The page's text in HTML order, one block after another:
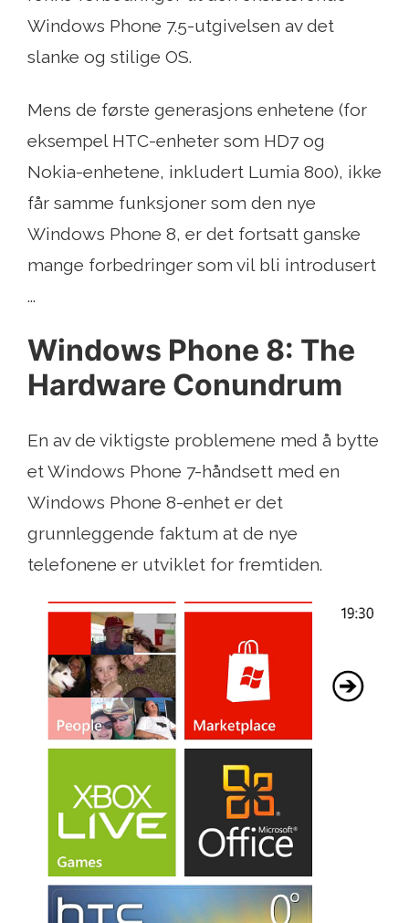
Windows Phone 7.5-utgivelsen av det
slanke og stilige OS.
Mens de første generasjons enhetene (for
eksempel HTC-enheter som HD7 og
Nokia-enhetene, inkludert Lumia 800), ikke
får samme funksjoner som den nye
Windows Phone 8, er det fortsatt ganske
mange forbedringer som vil bli introdusert
...
Windows Phone 8: The
Hardware Conundrum
En av de viktigste problemene med å bytte
et Windows Phone 7-håndsett med en
Windows Phone 8-enhet er det
grunnleggende faktum at de nye
telefonene er utviklet for fremtiden.